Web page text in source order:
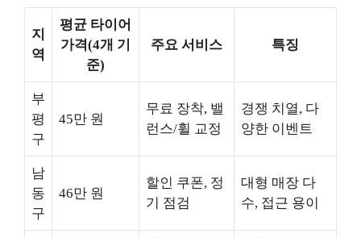
지
역
평균 타이어
가격(4개 기
준)
주요 서비스 특징
부
평
구
45만 원
무료 장착, 밸
런스/휠 교정
경쟁 치열, 다
양한 이벤트
남
동
구
46만 원
할인 쿠폰, 정
기 점검
대형 매장 다
수, 접근 용이